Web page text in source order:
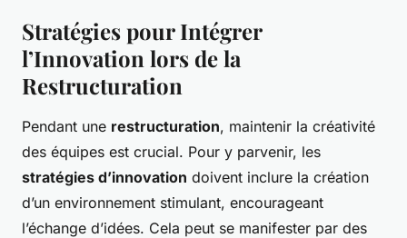
Stratégies pour Intégrer
l’Innovation lors de la
Restructuration
Pendant une restructuration, maintenir la créativité
des équipes est crucial. Pour y parvenir, les
stratégies d’innovation doivent inclure la création
d’un environnement stimulant, encourageant
l’échange d’idées. Cela peut se manifester par des